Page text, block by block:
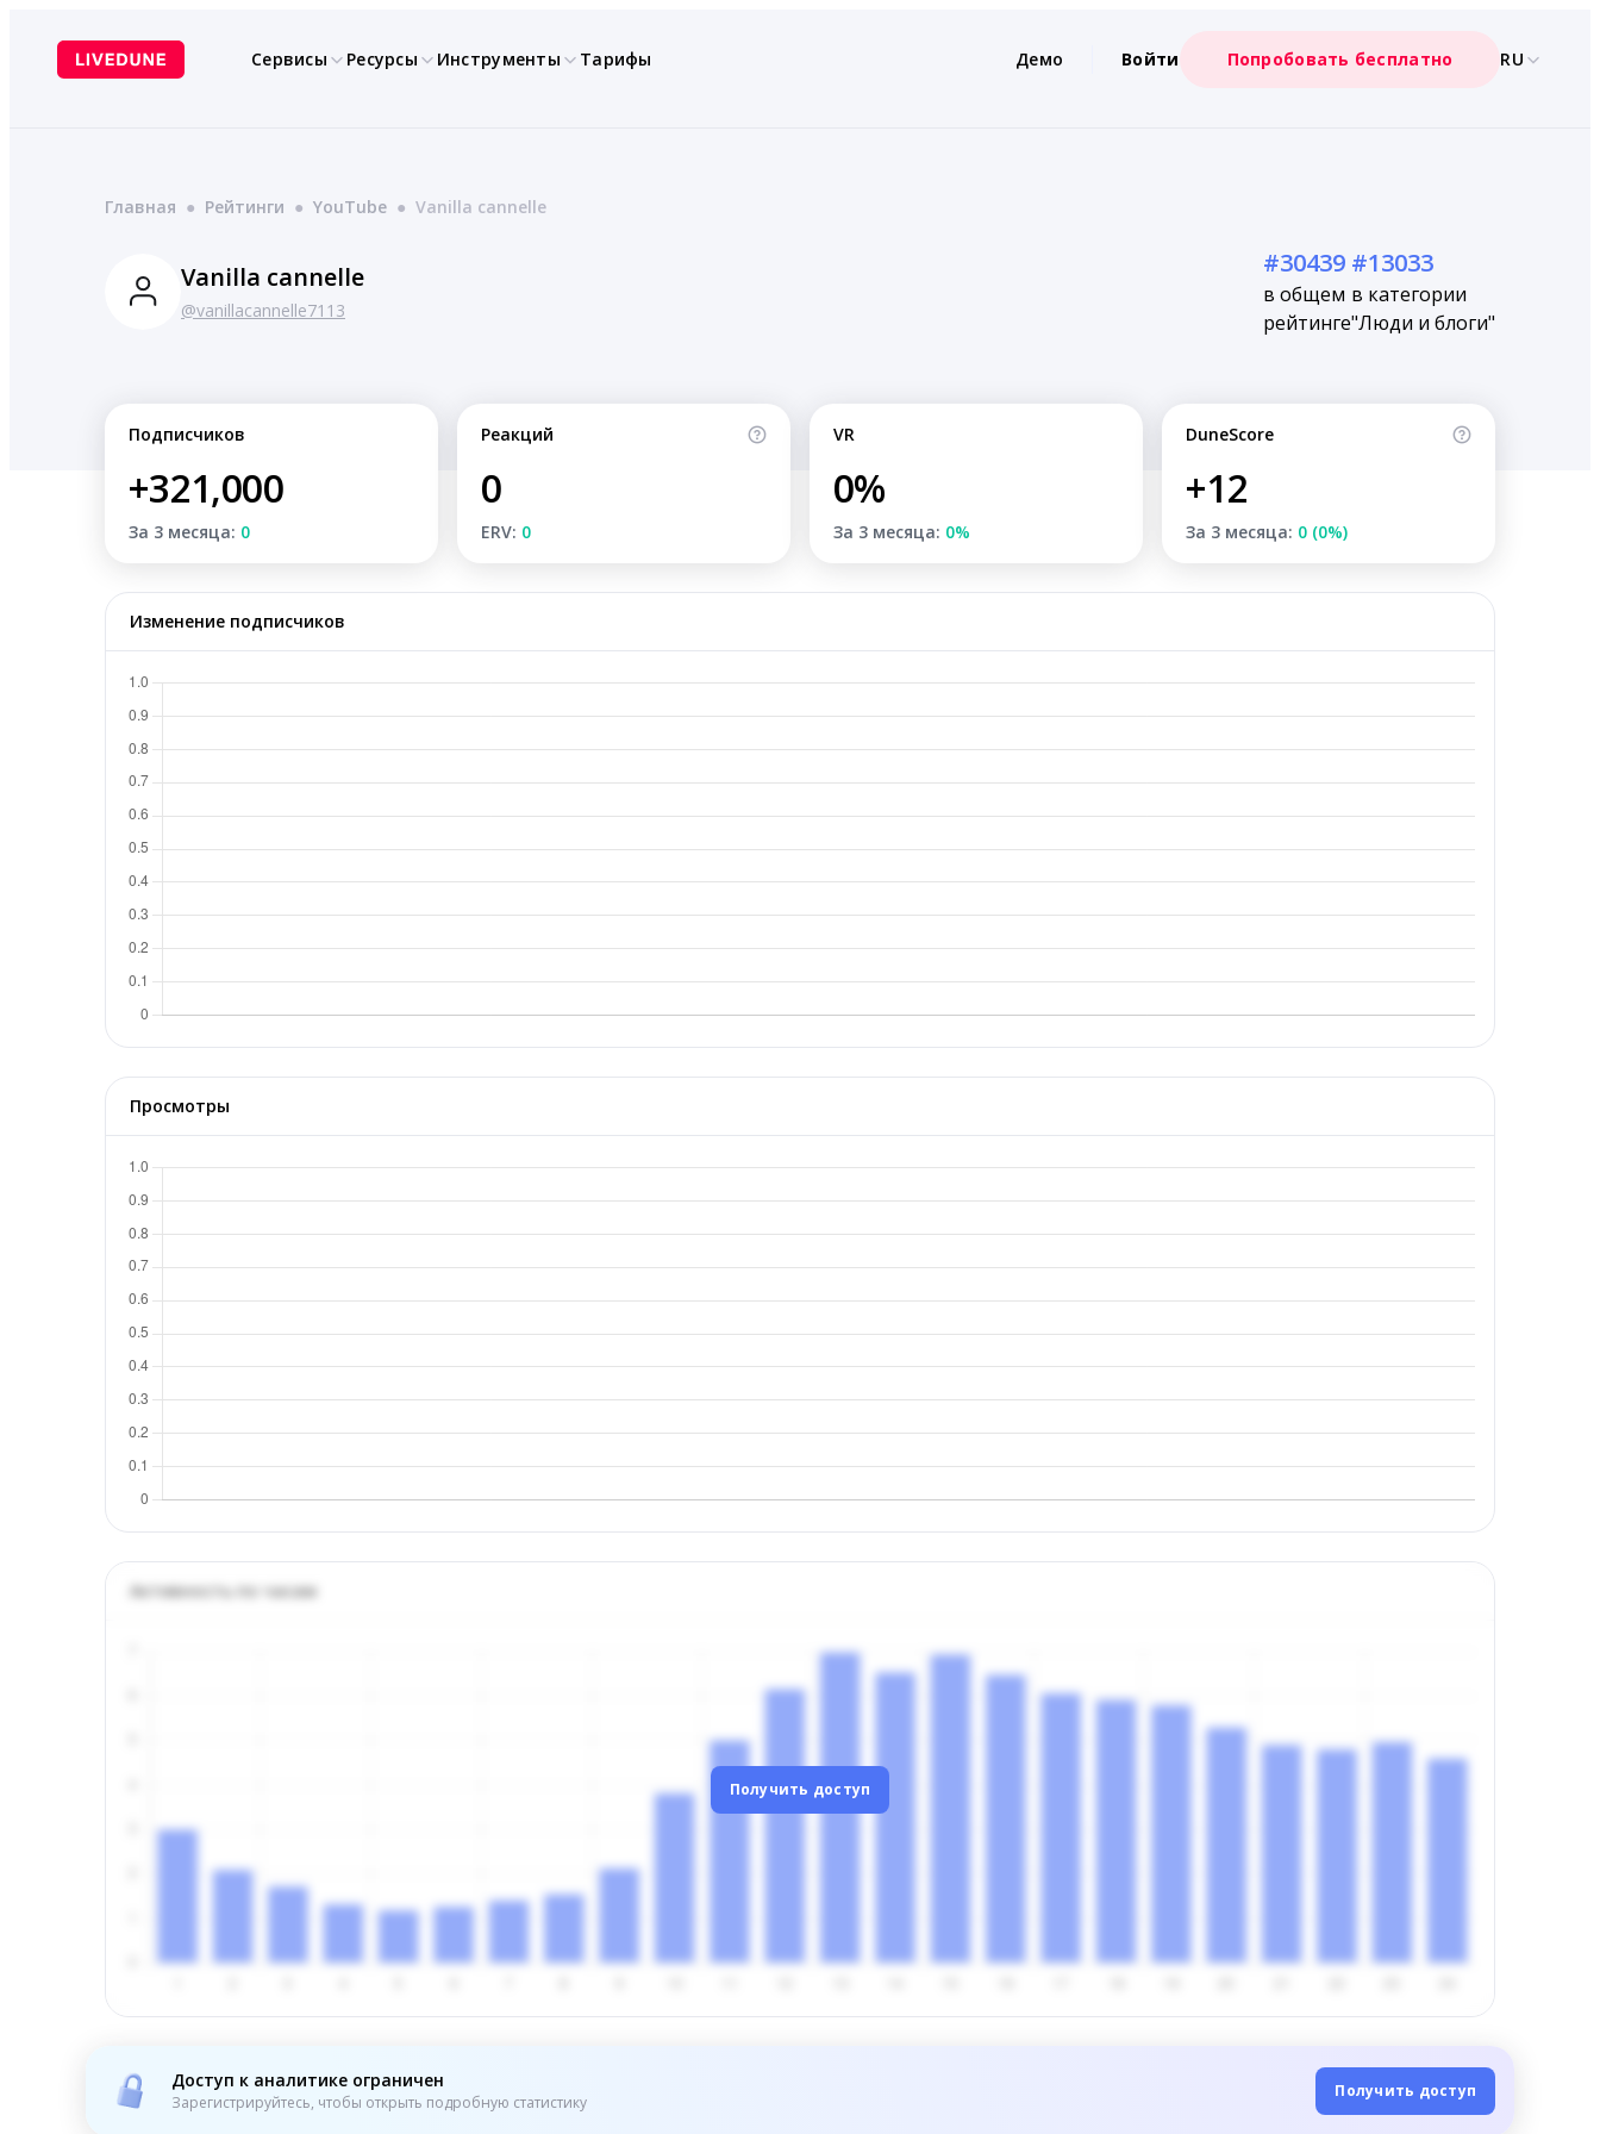
содержимому
Сервисы Ресурсы Инструменты Тарифы Демо Войти Попробовать бесплатно RU
Главная ● Рейтинги ● YouTube ● Vanilla cannelle
Vanilla cannelle
@vanillacannelle7113
#30439
в общем
рейтинге
#13033
в категории
"Люди и блоги"
Подписчиков
+321,000
За 3 месяца: 0
Реакций
0
ERV: 0
VR
0%
За 3 месяца: 0%
DuneScore
+12
За 3 месяца: 0 (0%)
Изменение подписчиков
Просмотры
Активность по часам
Получить доступ
Доступ к аналитике ограничен
Зарегистрируйтесь, чтобы открыть подробную статистику
Получить доступ